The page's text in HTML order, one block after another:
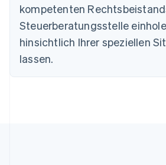
kompetenten
Steuerberatungsstelle
hinsichtlich Ihrer speziellen
lassen.
Estland
Festlandchina
简体中文English
Finnland
English
Frankreich